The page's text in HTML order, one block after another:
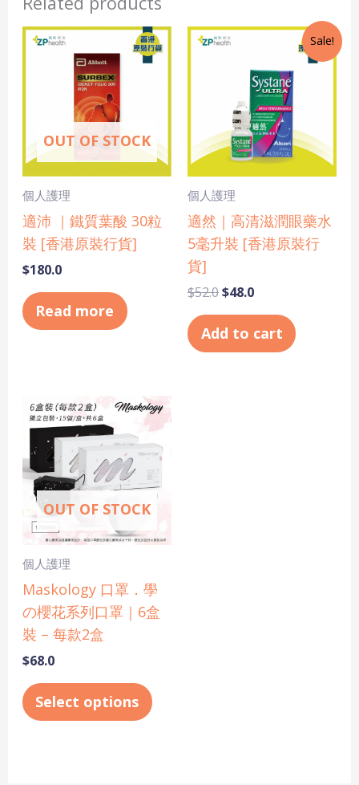
OUT OF STOCK
個人護理
適沛 ｜鐵質葉酸 30粒
裝 [香港原裝行貨]
$180.0
Read more
Sale!
個人護理
適然｜高清滋潤眼藥水
5毫升裝 [香港原裝行
貨]
$52.0
Original
price
$52.0.
$48.0
Current
is:
$48.0.
Add to cart
OUT OF STOCK
個人護理
Maskology 口罩．學
の櫻花系列口罩｜6盒
裝 – 每款2盒
$68.0
Select options
This
product
has
multiple
variants.
options
be
chosen
page